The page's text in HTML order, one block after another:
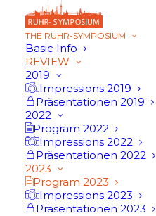
THE RUHR-SYMPOSIUM
Basic Info
REVIEW
2019
Impressions 2019
Präsentationen 2019
2022
Program 2022
Impressions 2022
Präsentationen 2022
2023
Program 2023
Impressions 2023
Präsentationen 2023